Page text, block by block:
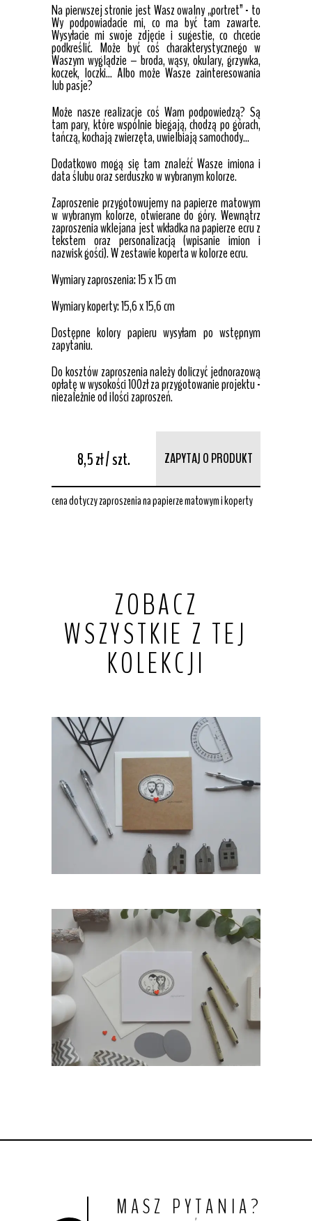
Na pierwszej stronie jest Wasz owalny „portret” - to
Wy podpowiadacie mi, co ma być tam zawarte.
Wysyłacie mi swoje zdjęcie i sugestie, co chcecie
podkreślić. Może być coś charakterystycznego w
Waszym wyglądzie – broda, wąsy, okulary, grzywka,
koczek, loczki… Albo może Wasze zainteresowania
lub pasje?
Może nasze realizacje coś Wam podpowiedzą? Są
tam pary, które wspólnie biegają, chodzą po górach,
tańczą, kochają zwierzęta, uwielbiają samochody…
Dodatkowo mogą się tam znaleźć Wasze imiona i
data ślubu oraz serduszko w wybranym kolorze.
Zaproszenie przygotowujemy na papierze matowym
w wybranym kolorze, otwierane do góry. Wewnątrz
zaproszenia wklejana jest wkładka na papierze ecru z
tekstem oraz personalizacją (wpisanie imion i
nazwisk gości). W zestawie koperta w kolorze ecru.
Wymiary zaproszenia: 15 x 15 cm
Wymiary koperty: 15,6 x 15,6 cm
Dostępne kolory papieru wysyłam po wstępnym
zapytaniu.
Do kosztów zaproszenia należy doliczyć jednorazową
opłatę w wysokości 100zł za przygotowanie projektu -
niezależnie od ilości zaproszeń.
8,5 zł / szt. ZAPYTAJ O PRODUKT
cena dotyczy zaproszenia na papierze matowym i koperty
ZOBACZ
WSZYSTKIE Z TEJ
KOLEKCJI
MASZ PYTANIA?